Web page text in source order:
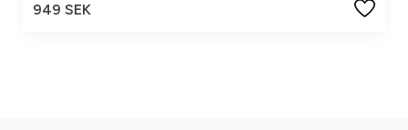
949 SEK